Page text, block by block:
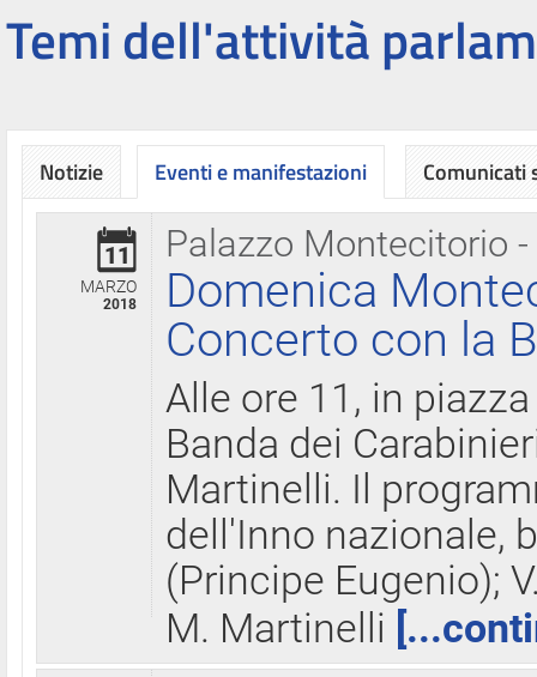
Temi dell'attività
Notizie Eventi e manifestazioni
Palazzo Montecitorio
11
MARZO
2018
Domenica
Concerto con la
Alle ore 11, in
Banda dei
Martinelli. Il
dell'Inno nazionale,
(Principe Eugenio);
M. Martinelli
Comunicati